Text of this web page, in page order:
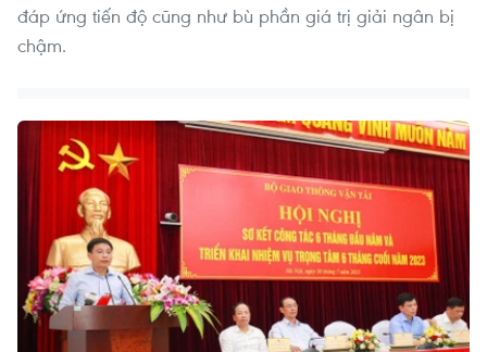
đáp ứng tiến độ cũng như bù phần giá trị giải ngân bị
chậm.